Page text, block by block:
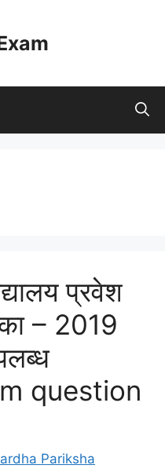
प्रवेश
– 2019
question
Pariksha